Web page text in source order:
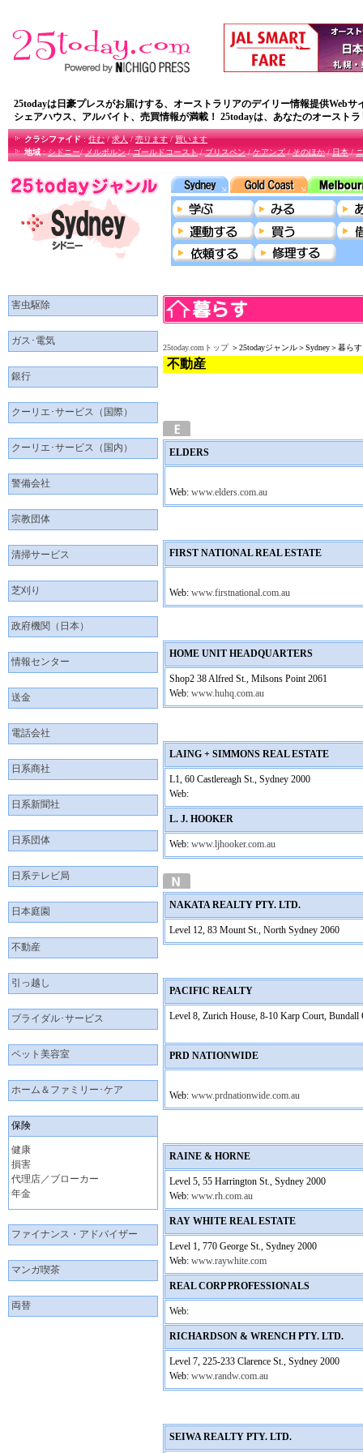
25todayは日豪プレスがお届けする、オーストラリアのデイリー情報提供Webサ
シェアハウス、アルバイト、売買情報が満載！ 25todayは、あなたのオースト
クラシファイド:住む/求人/売ります/買います
地域:シドニー/メルボルン/ゴールドコースト/ブリスペン/ケアンズ/そのほか/日本/
害虫駆除
ガス･電気
銀行
クーリエ･サービス（国際）
クーリエ･サービス（国内）
警備会社
宗教団体
清掃サービス
芝刈り
政府機関（日本）
情報センター
送金
電話会社
日系商社
日系新聞社
日系団体
日系テレビ局
日本庭園
不動産
引っ越し
ブライダル･サービス
ペット美容室
ホーム＆ファミリー･ケア
保険
健康
損害
代理店／ブローカー
年金
ファイナンス・アドバイザー
マンガ喫茶
両替
25today.comトップ＞25todayジャンル＞Sydney＞暮ら
不動産
ELDERS
Web: www.elders.com.au
FIRST NATIONAL REAL ESTATE
Web: www.firstnational.com.au
HOME UNIT HEADQUARTERS
Shop2 38 Alfred St., Milsons Point 2061
Web: www.huhq.com.au
LAING + SIMMONS REAL ESTATE
L1, 60 Castlereagh St., Sydney 2000
Web:
L. J. HOOKER
Web: www.ljhooker.com.au
NAKATA REALTY PTY. LTD.
Level 12, 83 Mount St., North Sydney 2060
PACIFIC REALTY
Level 8, Zurich House, 8-10 Karp Court, Bundall
PRD NATIONWIDE
Web: www.prdnationwide.com.au
RAINE & HORNE
Level 5, 55 Harrington St., Sydney 2000
Web: www.rh.com.au
RAY WHITE REAL ESTATE
Level 1, 770 George St., Sydney 2000
Web: www.raywhite.com
REAL CORP PROFESSIONALS
Web:
RICHARDSON & WRENCH PTY. LTD.
Level 7, 225-233 Clarence St., Sydney 2000
Web: www.randw.com.au
SEIWA REALTY PTY. LTD.